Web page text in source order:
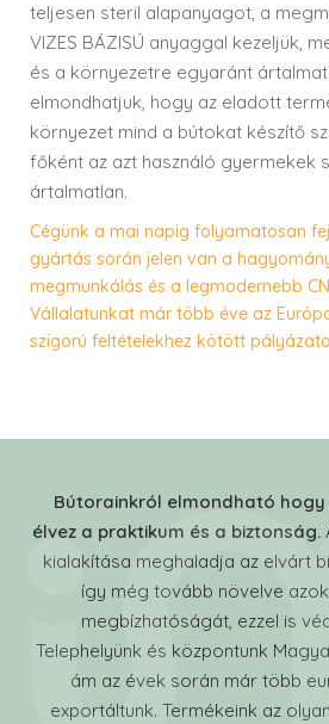
teljesen steril alapanyagot, a
VIZES BÁZISÚ anyaggal kezeljük,
és a környezetre egyaránt
elmondhatjuk, hogy az eladott
környezet mind a bútokat készítő
főként az azt használó gyermekek
ártalmatlan.
Cégünk a mai napig folyamatosan
gyártás során jelen van a
megmunkálás és a legmodernebb
Vállalatunkat már több éve az
szigorú feltételekhez kötött
Bútorainkról elmondható
élvez a praktikum és a biztonság.
kialakítása meghaladja az elvárt
így még tovább növelve
megbízhatóságát, ezzel is
Telephelyünk és központunk
ám az évek során már több
exportáltunk. Termékeink az